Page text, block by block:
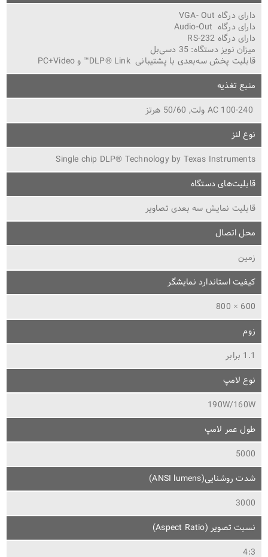
دارای درگاه VGA- ­Out
دارای درگاه Audio­-Out
دارای درگاه RS-­232
میزان نویز دستگاه: 35 دسی‌بل
قابلیت پخش سه‌بعدی با پشتیبانی DLP® Link™ و PC+Video
منبع تغذیه
نوع لنز
Single chip DLP® Technology by Texas Instruments
قابلیت‌های دستگاه
قابلیت نمایش سه بعدی تصاویر
محل اتصال
زمین
کیفیت استاندارد نمایشگر
600 × 800
زوم
1.1 برابر
نوع لامپ
190W/160W
طول عمر لامپ
5000
شدت روشنایی(ANSI lumens)
3000
نسبت تصویر (Aspect Ratio)
4:3